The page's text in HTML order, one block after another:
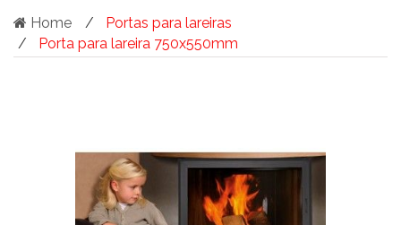
Home
Portas para lareiras
Porta para lareira 750x550mm